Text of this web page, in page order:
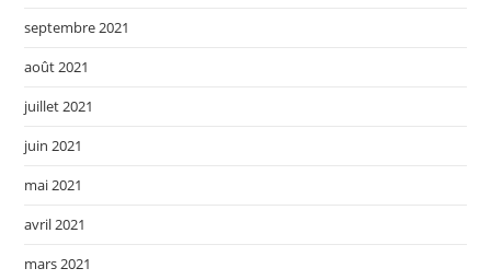
septembre 2021
août 2021
juillet 2021
juin 2021
mai 2021
avril 2021
mars 2021